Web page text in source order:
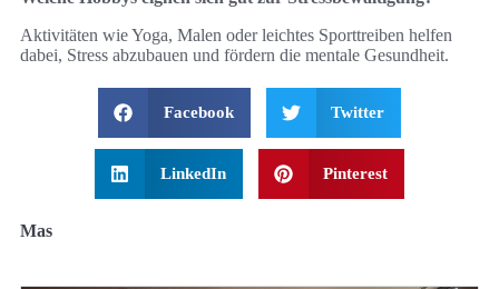
Aktivitäten wie Yoga, Malen oder leichtes Sporttreiben helfen
dabei, Stress abzubauen und fördern die mentale Gesundheit.
Facebook Twitter
LinkedIn Pinterest
Mas